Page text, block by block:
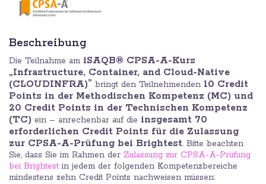
Beschreibung
Die Teilnahme am iSAQB® CPSA-A-Kurs
„Infrastructure, Container, and Cloud-Native
(CLOUDINFRA)” bringt den Teilnehmenden 10 Credit
Points in der Methodischen Kompetenz (MC) und
20 Credit Points in der Technischen Kompetenz
(TC) ein – anrechenbar auf die insgesamt 70
erforderlichen Credit Points für die Zulassung
zur CPSA-A-Prüfung bei Brightest. Bitte beachten
Sie, dass Sie im Rahmen der Zulassung zur CPSA-A-Prüfung
bei Brightest in jedem der folgenden Kompetenzbereiche
mindestens zehn Credit Points nachweisen müssen: